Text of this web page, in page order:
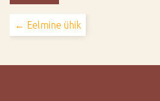
← Eelmine ühik